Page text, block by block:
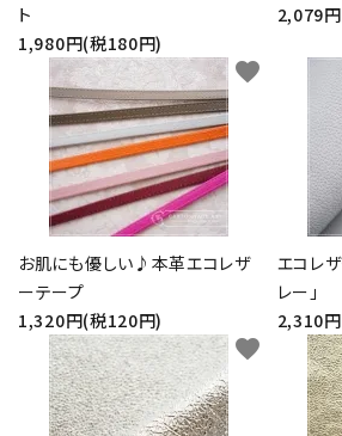
ト
1,980円(税180円)
2,079
お肌にも優しい♪本革エコレザ
ーテープ
1,320円(税120円)
favorite
エコレ
レー」
2,310
favorite